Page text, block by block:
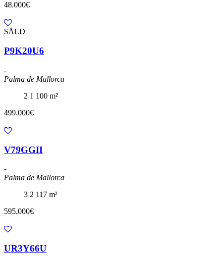
48.000€
SÅLD
P9K20U6
-
Palma de Mallorca
2 1 100 m²
499.000€
V79GGII
-
Palma de Mallorca
3 2 117 m²
595.000€
UR3Y66U